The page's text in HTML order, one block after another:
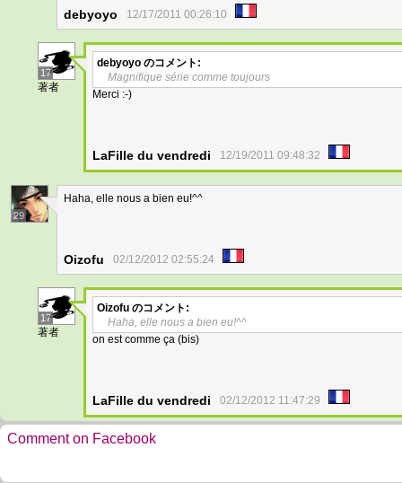
debyoyo 12/17/2011 00:26:10
17
著者
debyoyo のコメント:
Magnifique série comme toujours
Merci :-)
LaFille du vendredi 12/19/2011 09:48:32
29
Haha, elle nous a bien eu!^^
Oizofu 02/12/2012 02:55:24
17
著者
Oizofu のコメント:
Haha, elle nous a bien eu!^^
on est comme ça (bis)
LaFille du vendredi 02/12/2012 11:47:29
Comment on Facebook